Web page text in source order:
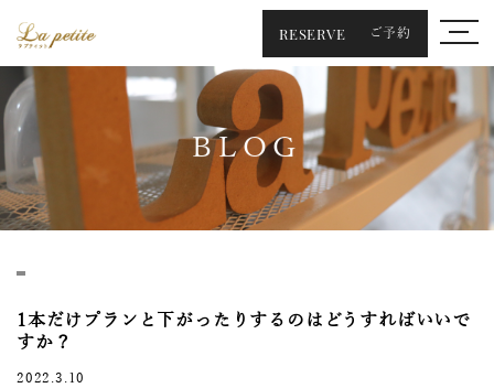
RESERVE ご予約
BLOG
1本だけプランと下がったりするのはどうすればいいで
すか？
2022.3.10